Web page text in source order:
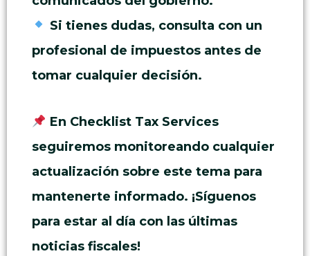
Si tienes dudas, consulta con un
profesional de impuestos antes de
tomar cualquier decisión.
En Checklist Tax Services
seguiremos monitoreando cualquier
actualización sobre este tema para
mantenerte informado. ¡Síguenos
para estar al día con las últimas
noticias fiscales!